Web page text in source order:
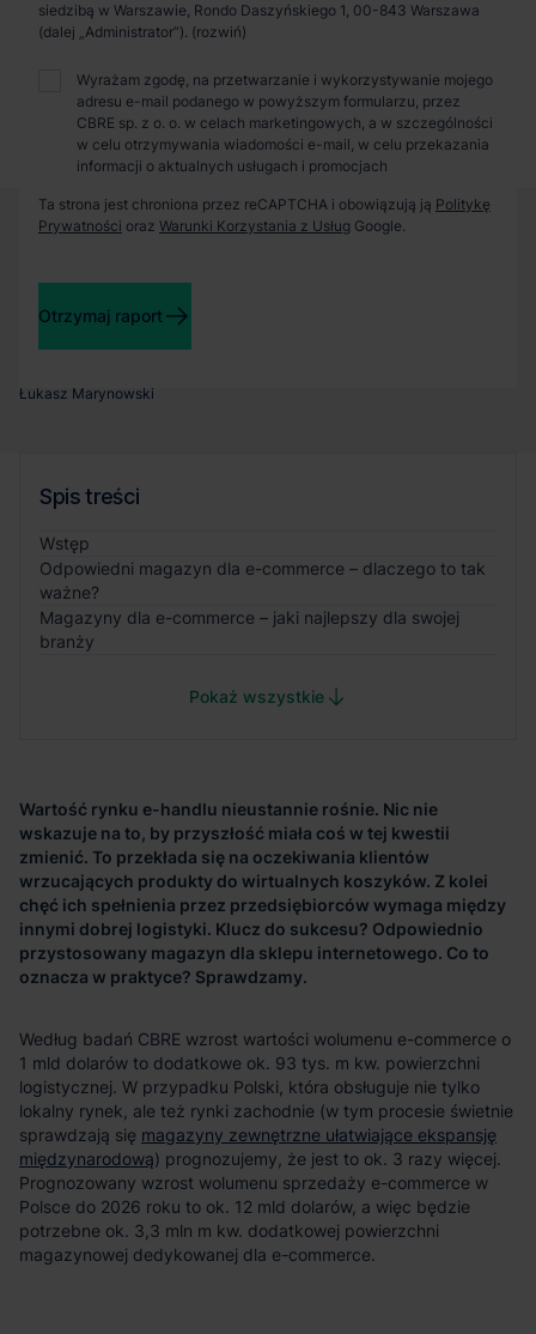
Łukasz Marynowski
Spis treści
Wstęp
Odpowiedni magazyn dla e-commerce – dlaczego to tak
ważne?
Magazyny dla e-commerce – jaki najlepszy dla swojej
branży
Pokaż wszystkie
Wartość rynku e-handlu nieustannie rośnie. Nic nie
wskazuje na to, by przyszłość miała coś w tej kwestii
zmienić. To przekłada się na oczekiwania klientów
wrzucających produkty do wirtualnych koszyków. Z kolei
chęć ich spełnienia przez przedsiębiorców wymaga między
innymi dobrej logistyki. Klucz do sukcesu? Odpowiednio
przystosowany magazyn dla sklepu internetowego. Co to
oznacza w praktyce? Sprawdzamy.
magazyny zewnętrzne ułatwiające ekspansję
międzynarodową
Zaprosimy Cię na spotkanie, omówimy szczegóły i
pokażemy inwestycje.
Zamknij
siedzibą w Warszawie, Rondo Daszyńskiego 1, 00-843 Warszawa
(dalej „Administrator”).
Wyrażam zgodę, na przetwarzanie i wykorzystywanie mojego
adresu e-mail podanego w powyższym formularzu, przez
CBRE sp. z o. o. w celach marketingowych, a w szczególności
w celu otrzymywania wiadomości e-mail, w celu przekazania
informacji o aktualnych usługach i promocjach
Ta strona jest chroniona przez reCAPTCHA i obowiązują ją Politykę
Prywatności oraz Warunki Korzystania z Usług Google.
Otrzymaj raport